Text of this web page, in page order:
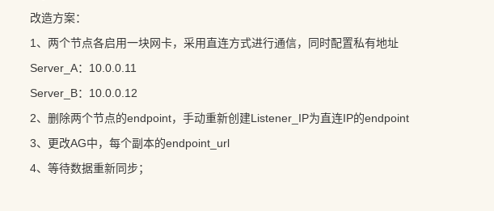
改造方案：
1、两个节点各启用一块网卡，采用直连方式进行通信，同时配置私有地址
Server_A：10.0.0.11
Server_B：10.0.0.12
2、删除两个节点的endpoint，手动重新创建Listener_IP为直连IP的endpoint
3、更改AG中，每个副本的endpoint_url
4、等待数据重新同步；